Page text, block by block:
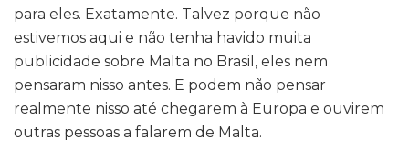
para eles. Exatamente. Talvez porque não
estivemos aqui e não tenha havido muita
publicidade sobre Malta no Brasil, eles nem
pensaram nisso antes. E podem não pensar
realmente nisso até chegarem à Europa e ouvirem
outras pessoas a falarem de Malta.